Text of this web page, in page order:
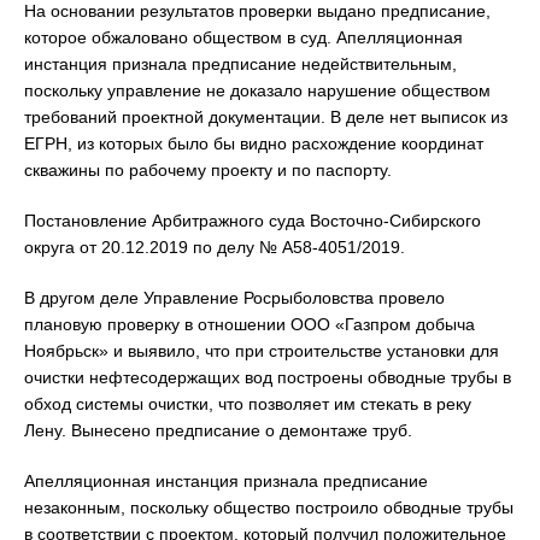
На основании результатов проверки выдано предписание,
которое обжаловано обществом в суд. Апелляционная
инстанция признала предписание недействительным,
поскольку управление не доказало нарушение обществом
требований проектной документации. В деле нет выписок из
ЕГРН, из которых было бы видно расхождение координат
скважины по рабочему проекту и по паспорту.
Постановление Арбитражного суда Восточно-Сибирского
округа от 20.12.2019 по делу № А58-4051/2019.
В другом деле Управление Росрыболовства провело
плановую проверку в отношении ООО «Газпром добыча
Ноябрьск» и выявило, что при строительстве установки для
очистки нефтесодержащих вод построены обводные трубы в
обход системы очистки, что позволяет им стекать в реку
Лену. Вынесено предписание о демонтаже труб.
Апелляционная инстанция признала предписание
незаконным, поскольку общество построило обводные трубы
в соответствии с проектом, который получил положительное